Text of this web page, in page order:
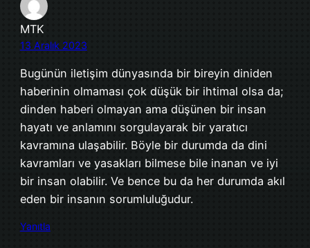
MTK
13 Aralık 2023
Bugünün iletişim dünyasında bir bireyin diniden
haberinin olmaması çok düşük bir ihtimal olsa da;
dinden haberi olmayan ama düşünen bir insan
hayatı ve anlamını sorgulayarak bir yaratıcı
kavramına ulaşabilir. Böyle bir durumda da dini
kavramları ve yasakları bilmese bile inanan ve iyi
bir insan olabilir. Ve bence bu da her durumda akıl
eden bir insanın sorumluluğudur.
Yanıtla